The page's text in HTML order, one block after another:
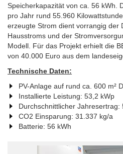
Speicherkapazität von ca. 56 kWh.
pro Jahr rund 55.960
erzeugte Strom dient vorrangig der
Hausstroms und der
Modell. Für das Projekt erhielt die
von 40.000 Euro aus dem
Technische Daten:
PV-Anlage auf rund ca. 600 m²
Installierte Leistung: 53,2 kWp
Durchschnittlicher Jahresertrag:
CO2 Einsparung: 31.337 kg/a
Batterie: 56 kWh